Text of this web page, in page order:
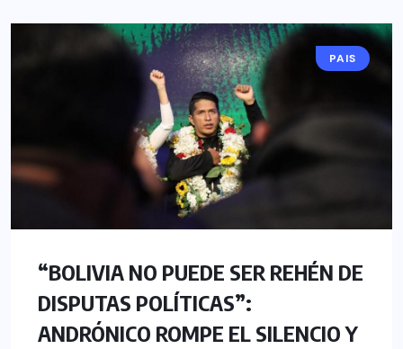
PAIS
“BOLIVIA NO PUEDE SER REHÉN DE
DISPUTAS POLÍTICAS”:
ANDRÓNICO ROMPE EL SILENCIO Y